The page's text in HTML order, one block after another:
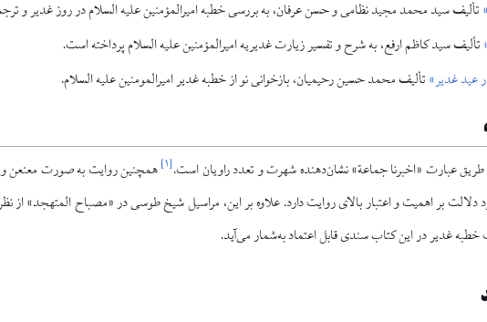
تألیف سید محمد مجید نظامی و حسن عرفان، به بررسی خطبه امیرالمؤمنین علیه السلام در روز غدیر و
تألیف سید کاظم ارفع، به شرح و تفسیر زیارت غدیریه امیرالمؤمنین علیه السلام پرداخته است.
عید غدیر»تألیف محمد حسین رحیمیان، بازخوانی نو از خطبه غدیر امیرالمومنین علیه السلام.
عبارت «اخبرنا جماعة» نشان‌دهنده شهرت و تعدد راویان است.[۱]همچنین روایت به صورت معنعن و
دلالت بر اهمیت و اعتبار بالای روایت دارد. علاوه بر این، مراسیل شیخ طوسی در «مصباح المتهجد» از
غدیر در این کتاب سندی قابل اعتماد به‌شمار می‌آید.